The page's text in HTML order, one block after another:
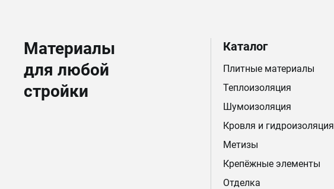
Материалы
для любой
стройки
Каталог
Плитные материалы
Теплоизоляция
Шумоизоляция
Кровля и гидроизоляция
Метизы
Крепёжные элементы
Отделка